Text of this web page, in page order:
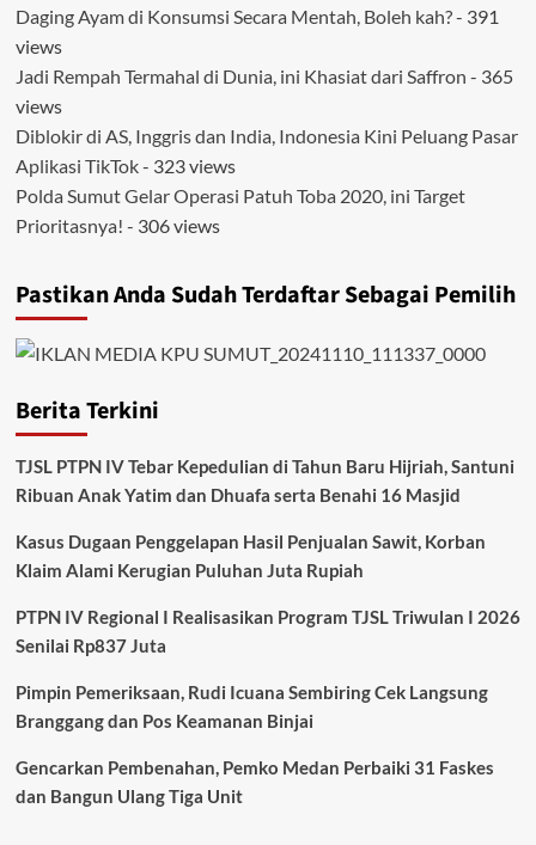
Daging Ayam di Konsumsi Secara Mentah, Boleh kah?- 391
views
Jadi Rempah Termahal di Dunia, ini Khasiat dari Saffron - 365
views
Diblokir di AS, Inggris dan India, Indonesia Kini Peluang Pasar
Aplikasi TikTok- 323 views
Polda Sumut Gelar Operasi Patuh Toba 2020, ini Target
Prioritasnya! - 306 views
Pastikan Anda Sudah Terdaftar Sebagai Pemilih
Berita Terkini
TJSL PTPN IV Tebar Kepedulian di Tahun Baru Hijriah, Santuni
Ribuan Anak Yatim dan Dhuafa serta Benahi 16 Masjid
Kasus Dugaan Penggelapan Hasil Penjualan Sawit, Korban
Klaim Alami Kerugian Puluhan Juta Rupiah
PTPN IV Regional I Realisasikan Program TJSL Triwulan I 2026
Senilai Rp837 Juta
Pimpin Pemeriksaan, Rudi Icuana Sembiring Cek Langsung
Branggang dan Pos Keamanan Binjai
Gencarkan Pembenahan, Pemko Medan Perbaiki 31 Faskes
dan Bangun Ulang Tiga Unit